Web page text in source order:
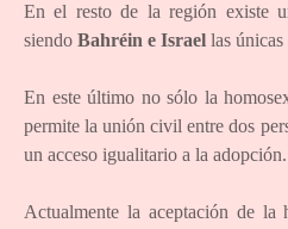
En el resto de la región existe
siendo Bahréin e Israel las únicas
En este último no sólo la
permite la unión civil entre dos
un acceso igualitario a la adopción.
Actualmente la aceptación de la